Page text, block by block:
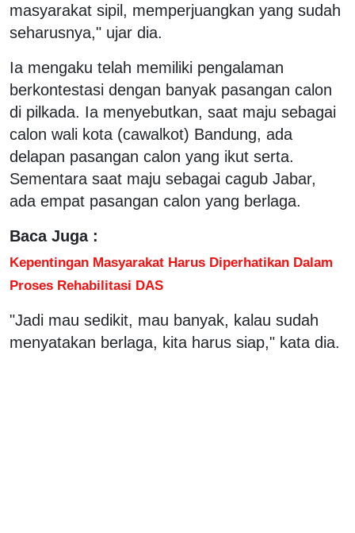
masyarakat sipil, memperjuangkan yang sudah
seharusnya," ujar dia.
Ia mengaku telah memiliki pengalaman
berkontestasi dengan banyak pasangan calon
di pilkada. Ia menyebutkan, saat maju sebagai
calon wali kota (cawalkot) Bandung, ada
delapan pasangan calon yang ikut serta.
Sementara saat maju sebagai cagub Jabar,
ada empat pasangan calon yang berlaga.
Baca Juga :
Kepentingan Masyarakat Harus Diperhatikan Dalam
Proses Rehabilitasi DAS
"Jadi mau sedikit, mau banyak, kalau sudah
menyatakan berlaga, kita harus siap," kata dia.